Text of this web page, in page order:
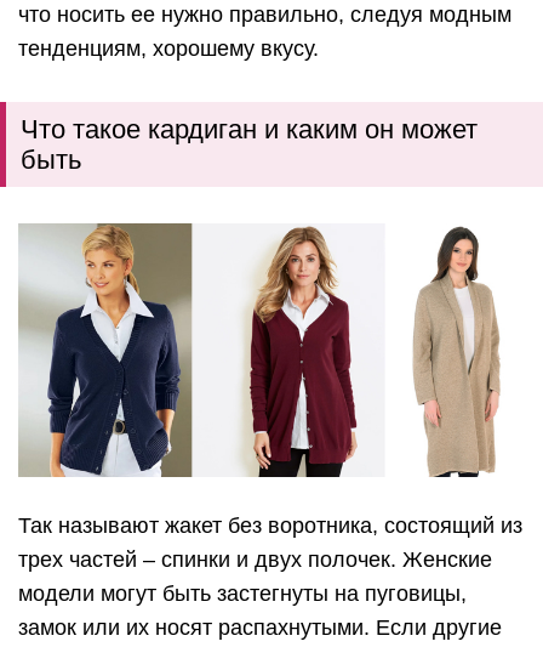
что носить ее нужно правильно, следуя модным
тенденциям, хорошему вкусу.
Что такое кардиган и каким он может
быть
Так называют жакет без воротника, состоящий из
трех частей – спинки и двух полочек. Женские
модели могут быть застегнуты на пуговицы,
замок или их носят распахнутыми. Если другие